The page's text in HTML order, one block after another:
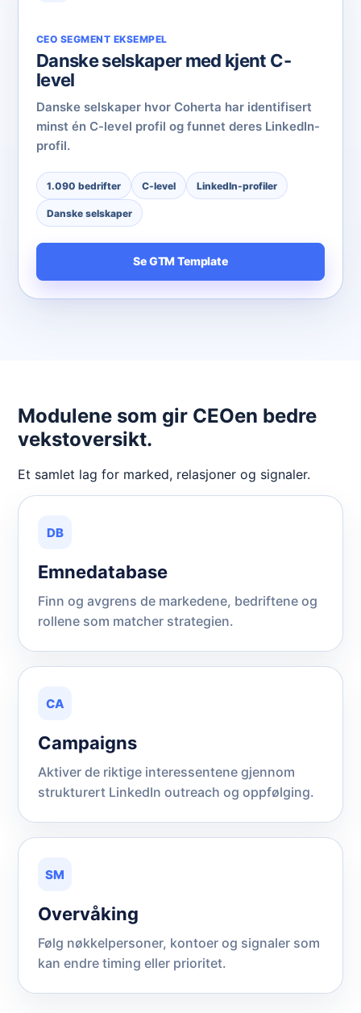
CEO SEGMENT EKSEMPEL
Danske selskaper med kjent C-
level
Danske selskaper hvor Coherta har identifisert
minst én C-level profil og funnet deres LinkedIn-
profil.
1.090 bedrifter C-level LinkedIn-profiler
Danske selskaper
Se GTM Template
Modulene som gir CEOen bedre
vekstoversikt.
Et samlet lag for marked, relasjoner og signaler.
DB
Emnedatabase
Finn og avgrens de markedene, bedriftene og
rollene som matcher strategien.
CA
Campaigns
Aktiver de riktige interessentene gjennom
strukturert LinkedIn outreach og oppfølging.
SM
Overvåking
Følg nøkkelpersoner, kontoer og signaler som
kan endre timing eller prioritet.